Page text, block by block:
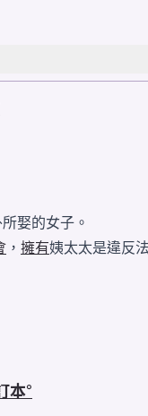
娶的女子。
， 擁有姨太太是違反
本